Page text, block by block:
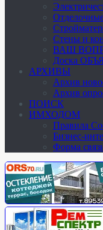
Стены и
ВАШ
Доска
АРХИВЫ
Архив
Архив
ПОИСК
ИМХОДОМ
Правила
Бизнес-
Форма